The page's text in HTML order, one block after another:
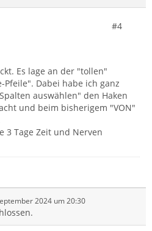
#4
Es lage an der "tollen"
Dabei habe ich ganz
auswählen" den Haken
und beim bisherigem "VON"
3 Tage Zeit und Nerven
2024 um 20:30